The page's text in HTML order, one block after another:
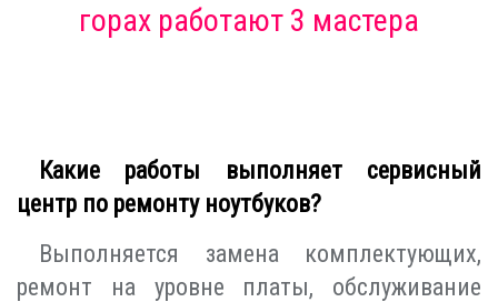
горах работают 3 мастера
Какие работы выполняет сервисный
центр по ремонту ноутбуков?
Выполняется замена комплектующих,
ремонт на уровне платы, обслуживание